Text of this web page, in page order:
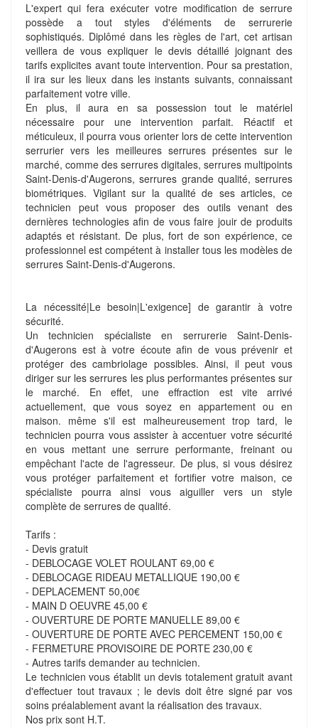
L'expert qui fera exécuter votre modification de serrure
possède a tout styles d'éléments de serrurerie
sophistiqués. Diplômé dans les règles de l'art, cet artisan
veillera de vous expliquer le devis détaillé joignant des
tarifs explicites avant toute intervention. Pour sa prestation,
il ira sur les lieux dans les instants suivants, connaissant
parfaitement votre ville.
En plus, il aura en sa possession tout le matériel
nécessaire pour une intervention parfait. Réactif et
méticuleux, il pourra vous orienter lors de cette intervention
serrurier vers les meilleures serrures présentes sur le
marché, comme des serrures digitales, serrures multipoints
Saint-Denis-d'Augerons, serrures grande qualité, serrures
biométriques. Vigilant sur la qualité de ses articles, ce
technicien peut vous proposer des outils venant des
dernières technologies afin de vous faire jouir de produits
adaptés et résistant. De plus, fort de son expérience, ce
professionnel est compétent à installer tous les modèles de
serrures Saint-Denis-d'Augerons.
La nécessité|Le besoin|L'exigence] de garantir à votre
sécurité.
Un technicien spécialiste en serrurerie Saint-Denis-
d'Augerons est à votre écoute afin de vous prévenir et
protéger des cambriolage possibles. Ainsi, il peut vous
diriger sur les serrures les plus performantes présentes sur
le marché. En effet, une effraction est vite arrivé
actuellement, que vous soyez en appartement ou en
maison. même s'il est malheureusement trop tard, le
technicien pourra vous assister à accentuer votre sécurité
en vous mettant une serrure performante, freinant ou
empêchant l'acte de l'agresseur. De plus, si vous désirez
vous protéger parfaitement et fortifier votre maison, ce
spécialiste pourra ainsi vous aiguiller vers un style
complète de serrures de qualité.
Tarifs :
- Devis gratuit
- DEBLOCAGE VOLET ROULANT 69,00 €
- DEBLOCAGE RIDEAU METALLIQUE 190,00 €
- DEPLACEMENT 50,00€
- MAIN D OEUVRE 45,00 €
- OUVERTURE DE PORTE MANUELLE 89,00 €
- OUVERTURE DE PORTE AVEC PERCEMENT 150,00 €
- FERMETURE PROVISOIRE DE PORTE 230,00 €
- Autres tarifs demander au technicien.
Le technicien vous établit un devis totalement gratuit avant
d'effectuer tout travaux ; le devis doit être signé par vos
soins préalablement avant la réalisation des travaux.
Nos prix sont H.T.